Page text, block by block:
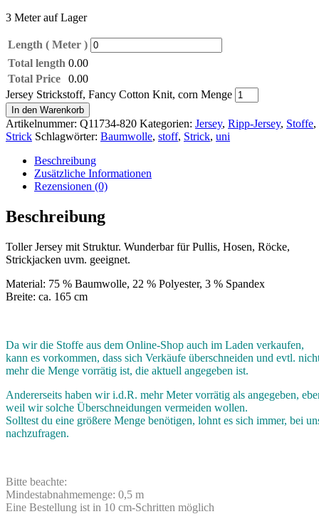
3 Meter auf Lager
Length ( Meter )
Total length 0.00
Total Price
0.00
Jersey Strickstoff, Fancy Cotton Knit, corn Menge
In den Warenkorb
Artikelnummer: Q11734-820 Kategorien: Jersey, Ripp-Jersey, Stoffe,
Strick Schlagwörter: Baumwolle, stoff, Strick, uni
Beschreibung
Zusätzliche Informationen
Rezensionen (0)
Beschreibung
Toller Jersey mit Struktur. Wunderbar für Pullis, Hosen, Röcke,
Strickjacken uvm. geeignet.
Material: 75 % Baumwolle, 22 % Polyester, 3 % Spandex
Breite: ca. 165 cm
Da wir die Stoffe aus dem Online-Shop auch im Laden verkaufen,
kann es vorkommen, dass sich Verkäufe überschneiden und evtl.
mehr die Menge vorrätig ist, die aktuell angegeben ist.
Andererseits haben wir i.d.R. mehr Meter vorrätig als angegeben,
weil wir solche Überschneidungen vermeiden wollen.
Solltest du eine größere Menge benötigen, lohnt es sich immer, bei
nachzufragen.
Bitte beachte:
Mindestabnahmemenge: 0,5 m
Eine Bestellung ist in 10 cm-Schritten möglich